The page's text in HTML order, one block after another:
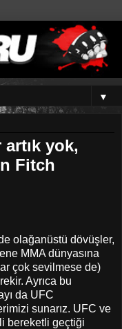
▼
yok,
Fitch
olağanüstü dövüşler,
MMA dünyasına
çok sevilmese de)
Ayrıca bu
da UFC
sunarız. UFC ve
bereketli geçtiği